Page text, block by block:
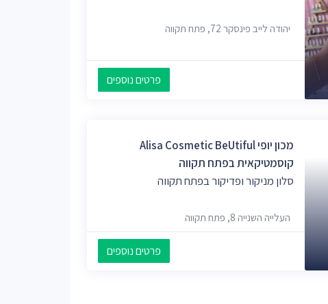
יהודה לייב פינסקר 72, פתח תקווה
פרטים נוספים
מכון יופי Alisa Cosmetic BeUtiful
קוסמטיקאית בפתח תקווה
סלון מניקור ופדיקור בפתח תקווה
העלייה השנייה 8, פתח תקווה
פרטים נוספים